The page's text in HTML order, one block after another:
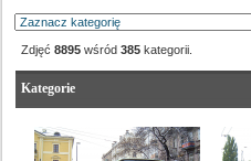
Zdjęć 8895 wśród 385 kategorii.
Kategorie